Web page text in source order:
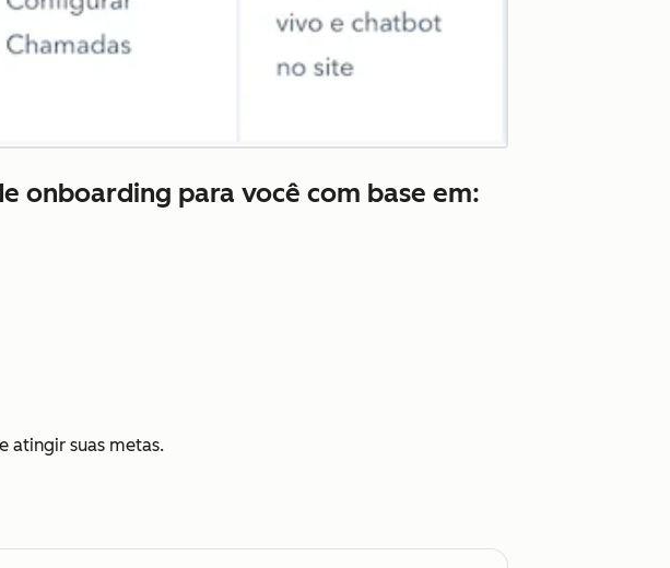
onboarding para você com base em:
atingir suas metas.